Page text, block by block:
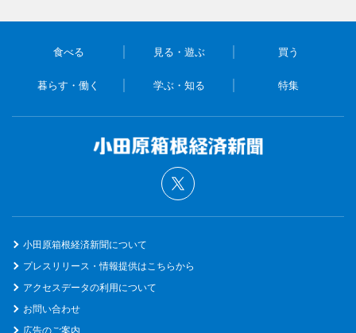
食べる 見る・遊ぶ 買う
暮らす・働く 学ぶ・知る 特集
小田原箱根経済新聞について
プレスリリース・情報提供はこちらから
アクセスデータの利用について
お問い合わせ
広告のご案内